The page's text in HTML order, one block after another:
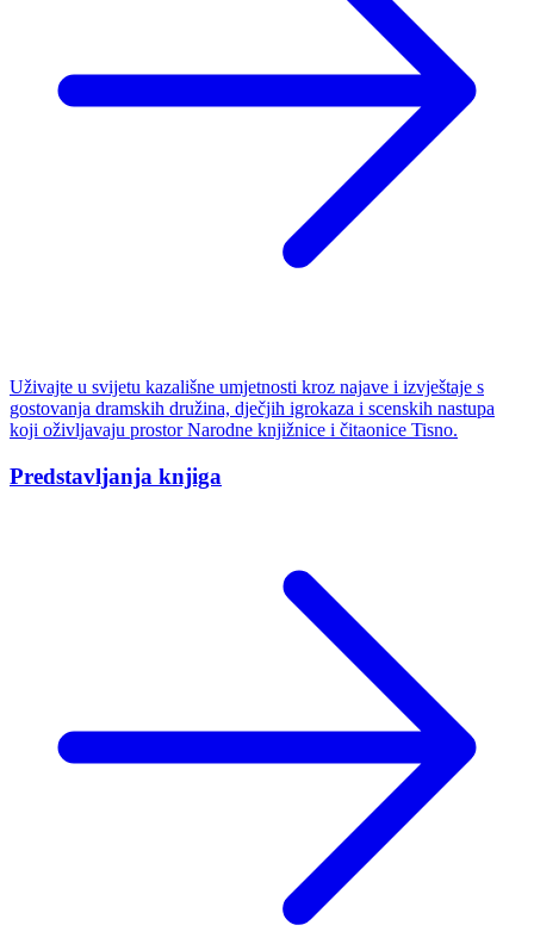
Uživajte u svijetu kazališne umjetnosti kroz najave i izvještaje s
gostovanja dramskih družina, dječjih igrokaza i scenskih nastupa
koji oživljavaju prostor Narodne knjižnice i čitaonice Tisno.
Predstavljanja knjiga